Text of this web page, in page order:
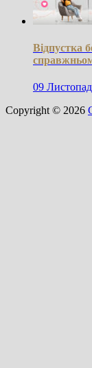
Відпустка
09
Copyright © 2026